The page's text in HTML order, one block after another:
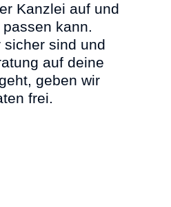
Kanzlei auf und
kann.
sicher sind und
auf deine
geben wir
frei.